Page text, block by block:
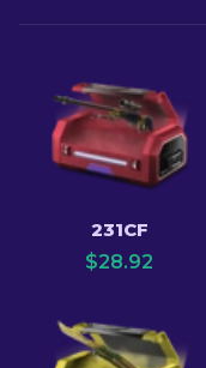
231CF
$28.92